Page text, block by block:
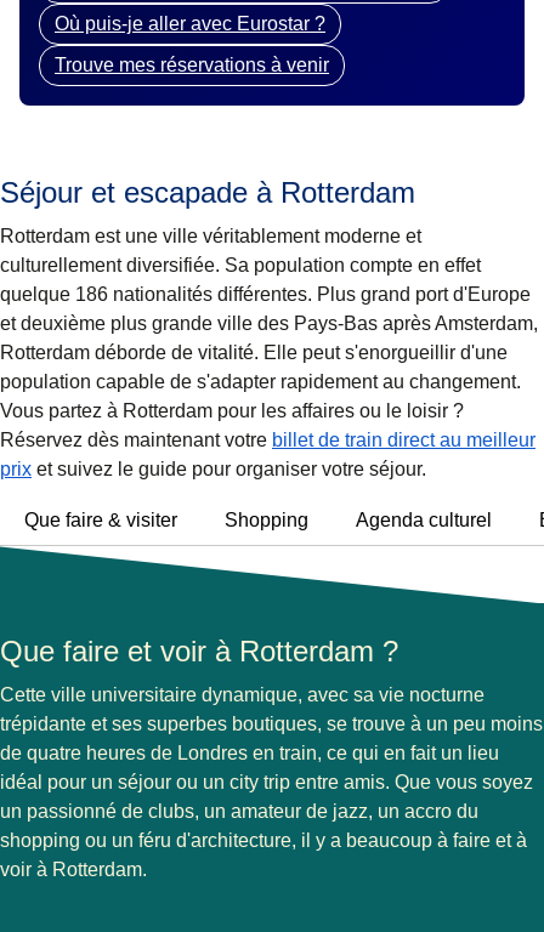
Où puis-je aller avec Eurostar ?
Trouve mes réservations à venir
Séjour et escapade à Rotterdam
Rotterdam est une ville véritablement moderne et
culturellement diversifiée. Sa population compte en effet
quelque 186 nationalités différentes. Plus grand port d'Europe
et deuxième plus grande ville des Pays-Bas après Amsterdam,
Rotterdam déborde de vitalité. Elle peut s'enorgueillir d'une
population capable de s'adapter rapidement au changement.
Vous partez à Rotterdam pour les affaires ou le loisir ?
Réservez dès maintenant votre billet de train direct au meilleur
prix et suivez le guide pour organiser votre séjour.
Que faire & visiter Shopping Agenda culturel
Que faire et voir à Rotterdam ?
Cette ville universitaire dynamique, avec sa vie nocturne
trépidante et ses superbes boutiques, se trouve à un peu moins
de quatre heures de Londres en train, ce qui en fait un lieu
idéal pour un séjour ou un city trip entre amis. Que vous soyez
un passionné de clubs, un amateur de jazz, un accro du
shopping ou un féru d'architecture, il y a beaucoup à faire et à
voir à Rotterdam.